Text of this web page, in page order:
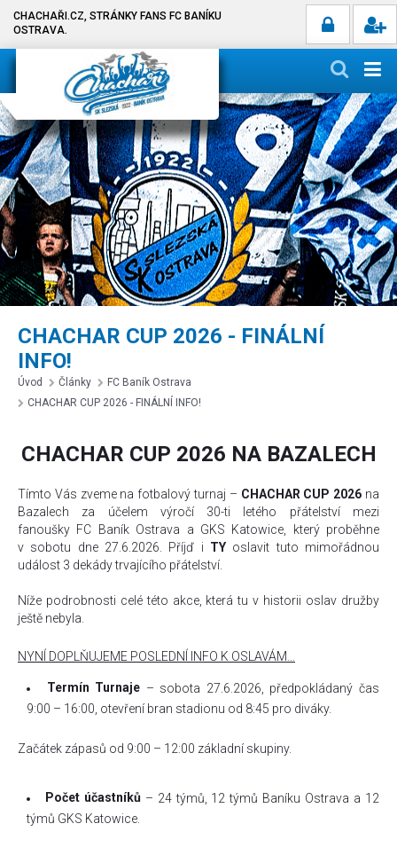
CHACHAŘI.CZ, STRÁNKY FANS FC BANÍKU
OSTRAVA.
CHACHAR CUP 2026 - FINÁLNÍ
INFO!
Úvod Články
FC Baník Ostrava
CHACHAR CUP 2026 - FINÁLNÍ INFO!
CHACHAR CUP 2026 NA BAZALECH
Tímto Vás zveme na fotbalový turnaj – CHACHAR CUP 2026 na
Bazalech za účelem výročí 30-ti letého přátelství mezi
fanoušky FC Baník Ostrava a GKS Katowice, který proběhne
v sobotu dne 27.6.2026. Příjď i TY oslavit tuto mimořádnou
událost 3 dekády trvajícího přátelství.
Níže podrobnosti celé této akce, která tu v historii oslav družby
ještě nebyla.
NYNÍ DOPLŇUJEME POSLEDNÍ INFO K OSLAVÁM…
Termín Turnaje – sobota 27.6.2026, předpokládaný čas
9:00 – 16:00, otevření bran stadionu od 8:45 pro diváky.
Začátek zápasů od 9:00 – 12:00 základní skupiny.
Počet účastníků– 24 týmů, 12 týmů Baníku Ostrava a 12
týmů GKS Katowice.